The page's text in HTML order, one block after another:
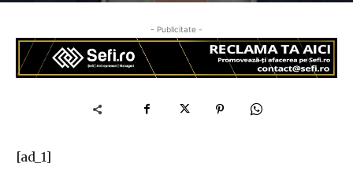
- Publicitate -
[ad_1]